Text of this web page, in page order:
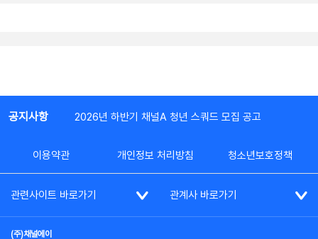
공지사항 2026년 하반기 채널A 청년 스쿼드 모집 공고
이용약관 개인정보 처리방침 청소년보호정책
관련사이트 바로가기 관계사 바로가기
(주)채널에이